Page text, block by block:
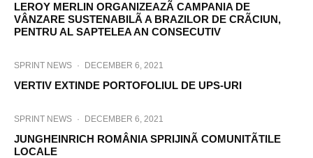
LEROY MERLIN ORGANIZEAZÃ CAMPANIA DE
VÂNZARE SUSTENABILÃ A BRAZILOR DE CRÃCIUN,
PENTRU AL SAPTELEA AN CONSECUTIV
SPRINT NEWS · DECEMBER 6, 2021
VERTIV EXTINDE PORTOFOLIUL DE UPS-URI
SPRINT NEWS · DECEMBER 6, 2021
JUNGHEINRICH ROMÂNIA SPRIJINÃ COMUNITÃTILE
LOCALE